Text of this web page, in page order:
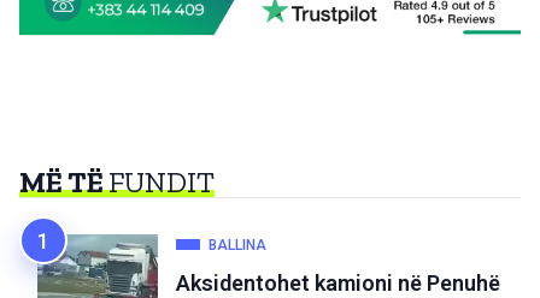
MË TËFUNDIT
BALLINA
Aksidentohet kamioni në Penuhë